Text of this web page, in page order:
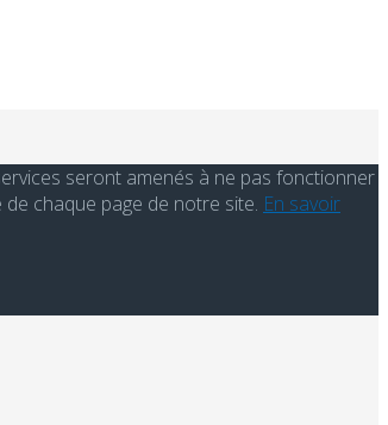
seront amenés à ne pas fonctionner
chaque page de notre site. En savoir